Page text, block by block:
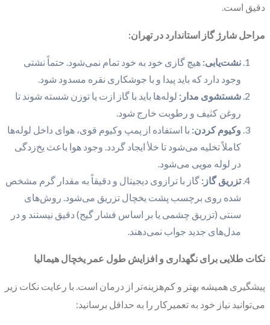
دقیق است.
مراحل شارژ گاز استاندارد در تهران:
نشت‌یابی: هیچ گازی خود به خود تمام نمی‌شود. حتماً نشتی
وجود دارد که باید پیدا و با جوشکاری نقره مسدود شود.
شستشوی مدار: لوله‌ها باید با گاز ازت یا توزن شسته شوند تا
روغن کثیف و رطوبت خارج شود.
وکیوم کردن: با استفاده از پمپ وکیوم قوی، هوای داخل لوله‌ها
کاملاً تخلیه می‌شود تا خلأ ایجاد گردد. وجود هوا باعث یخ‌زدگی
در لوله مویی می‌شود.
تزریق گاز: گاز با ترازوی دیجیتال و دقیقاً به مقدار گرم مشخص
شده روی برچسب پشت یخچال تزریق می‌شود. روش‌های
سنتی (تزریق چشمی یا بر اساس فشار گیج) دقیق نیستند و در
مدل‌های جدید جواب نمی‌دهند.
نکات طلایی برای نگهداری و افزایش طول عمر یخچال هیمالیا
پیشگیری همیشه بهتر و کم‌هزینه‌تر از درمان است. با رعایت نکات زیر
می‌توانید نیاز خود به تعمیرکار را به حداقل برسانید: